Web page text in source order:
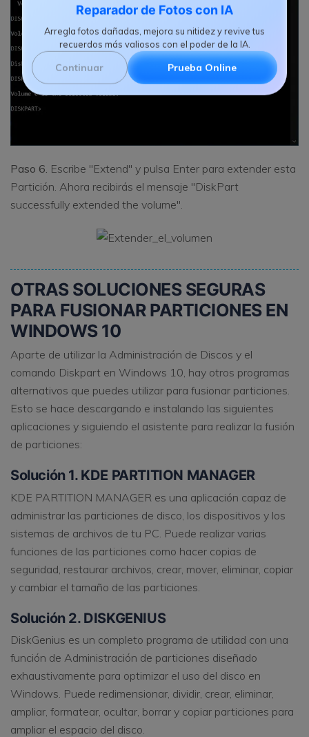
Reparador de Fotos con IA
Arregla fotos dañadas, mejora su nitidez y revive tus
recuerdos más valiosos con el poder de la IA.
Continuar Prueba Online
Paso 6. Escribe "Extend" y pulsa Enter para extender esta
Partición. Ahora recibirás el mensaje "DiskPart
successfully extended the volume".
OTRAS SOLUCIONES SEGURAS
PARA FUSIONAR PARTICIONES EN
WINDOWS 10
Aparte de utilizar la Administración de Discos y el
comando Diskpart en Windows 10, hay otros programas
alternativos que puedes utilizar para fusionar particiones.
Esto se hace descargando e instalando las siguientes
aplicaciones y siguiendo el asistente para realizar la fusión
de particiones:
Solución 1. KDE PARTITION MANAGER
KDE PARTITION MANAGER es una aplicación capaz de
administrar las particiones de disco, los dispositivos y los
sistemas de archivos de tu PC. Puede realizar varias
funciones de las particiones como hacer copias de
seguridad, restaurar archivos, crear, mover, eliminar, copiar
y cambiar el tamaño de las particiones.
Solución 2. DISKGENIUS
DiskGenius es un completo programa de utilidad con una
función de Administración de particiones diseñado
exhaustivamente para optimizar el uso del disco en
Windows. Puede redimensionar, dividir, crear, eliminar,
ampliar, formatear, ocultar, borrar y copiar particiones para
ampliar el espacio del disco.